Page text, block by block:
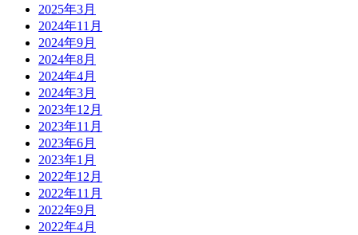
2025年3月
2024年11月
2024年9月
2024年8月
2024年4月
2024年3月
2023年12月
2023年11月
2023年6月
2023年1月
2022年12月
2022年11月
2022年9月
2022年4月